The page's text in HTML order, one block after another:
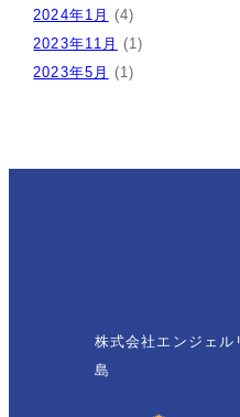
2024年1月 (4)
2023年11月 (1)
2023年5月 (1)
株式会社エンジェル
島